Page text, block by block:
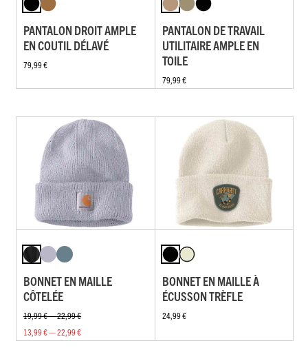
PANTALON DROIT AMPLE
EN COUTIL DÉLAVÉ
79,99 €
PANTALON DE TRAVAIL
UTILITAIRE AMPLE EN
TOILE
79,99 €
BONNET EN MAILLE
CÔTELÉE
19,99 € — 22,99 €
13,99 € — 22,99 €
BONNET EN MAILLE À
ÉCUSSON TRÈFLE
24,99 €